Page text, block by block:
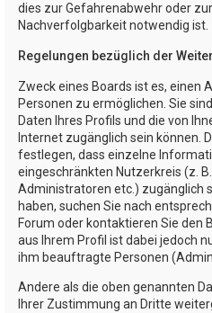
dies zur Gefahrenabwehr oder
Nachverfolgbarkeit notwendig ist.
Regelungen bezüglich der
Zweck eines Boards ist es, einen
Personen zu ermöglichen. Sie
Daten Ihres Profils und die von
Internet zugänglich sein können.
festlegen, dass einzelne
eingeschränkten Nutzerkreis (z.
Administratoren etc.) zugänglich
haben, suchen Sie nach
Forum oder kontaktieren Sie den
aus Ihrem Profil ist dabei jedoch
ihm beauftragte Personen
Andere als die oben genannten
Ihrer Zustimmung an Dritte